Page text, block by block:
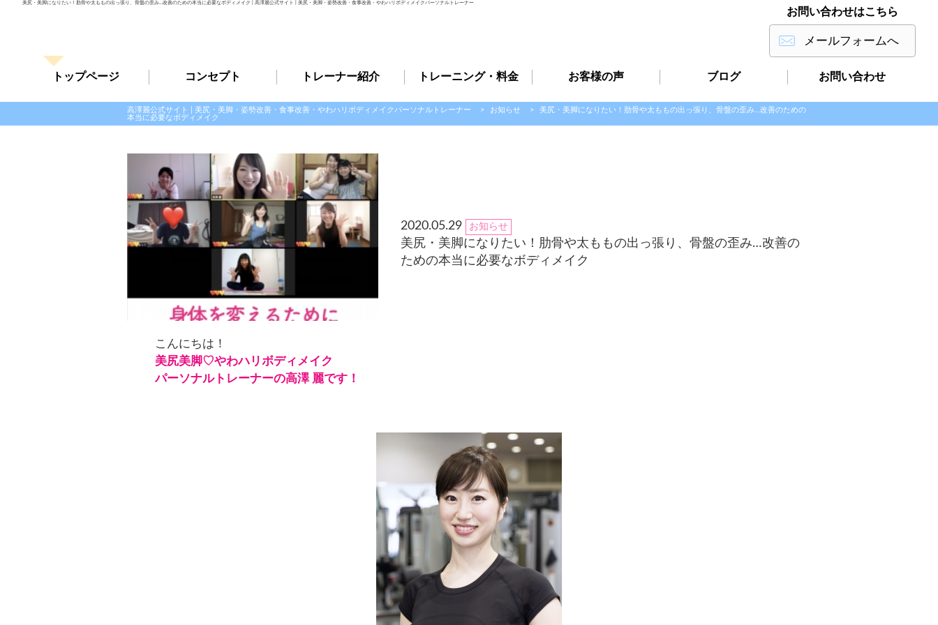
美尻・美脚になりたい！肋骨や太ももの出っ張り、骨盤の歪み…改善のための本当に必要なボディメイク | 高澤麗公式サイト | 美尻・美脚・姿勢改善・食事改善・やわハリボディメイクパーソナルトレーナー
お問い合わせはこちら
メールフォームへ
トップページ コンセプト トレーナー紹介 トレーニング・料金 お客様の声 ブログ お問い合わせ
高澤麗公式サイト | 美尻・美脚・姿勢改善・食事改善・やわハリボディメイクパーソナルトレーナー > お知らせ >
美尻・美脚になりたい！肋骨や太ももの出っ張り、骨盤の歪み…改善のための
本当に必要なボディメイク
2020.05.29 お知らせ
美尻・美脚になりたい！肋骨や太ももの出っ張り、骨盤の歪み…改善の
ための本当に必要なボディメイク
こんにちは！
美尻美脚♡やわハリボディメイク
パーソナルトレーナーの高澤 麗です！